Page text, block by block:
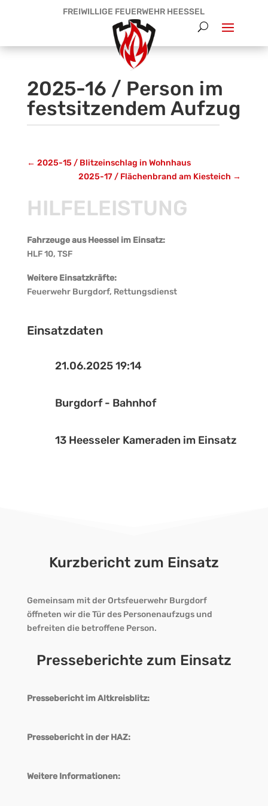
FREIWILLIGE FEUERWEHR HEESSEL
2025-16 / Person im
festsitzendem Aufzug
← 2025-15 / Blitzeinschlag in Wohnhaus
2025-17 / Flächenbrand am Kiesteich →
HILFELEISTUNG
Fahrzeuge aus Heessel im Einsatz:
HLF 10, TSF
Weitere Einsatzkräfte:
Feuerwehr Burgdorf, Rettungsdienst
Einsatzdaten
21.06.2025 19:14
Burgdorf - Bahnhof
13 Heesseler Kameraden im Einsatz
Kurzbericht zum Einsatz
Gemeinsam mit der Ortsfeuerwehr Burgdorf
öffneten wir die Tür des Personenaufzugs und
befreiten die betroffene Person.
Presseberichte zum Einsatz
Pressebericht im Altkreisblitz:
Pressebericht in der HAZ:
Weitere Informationen: